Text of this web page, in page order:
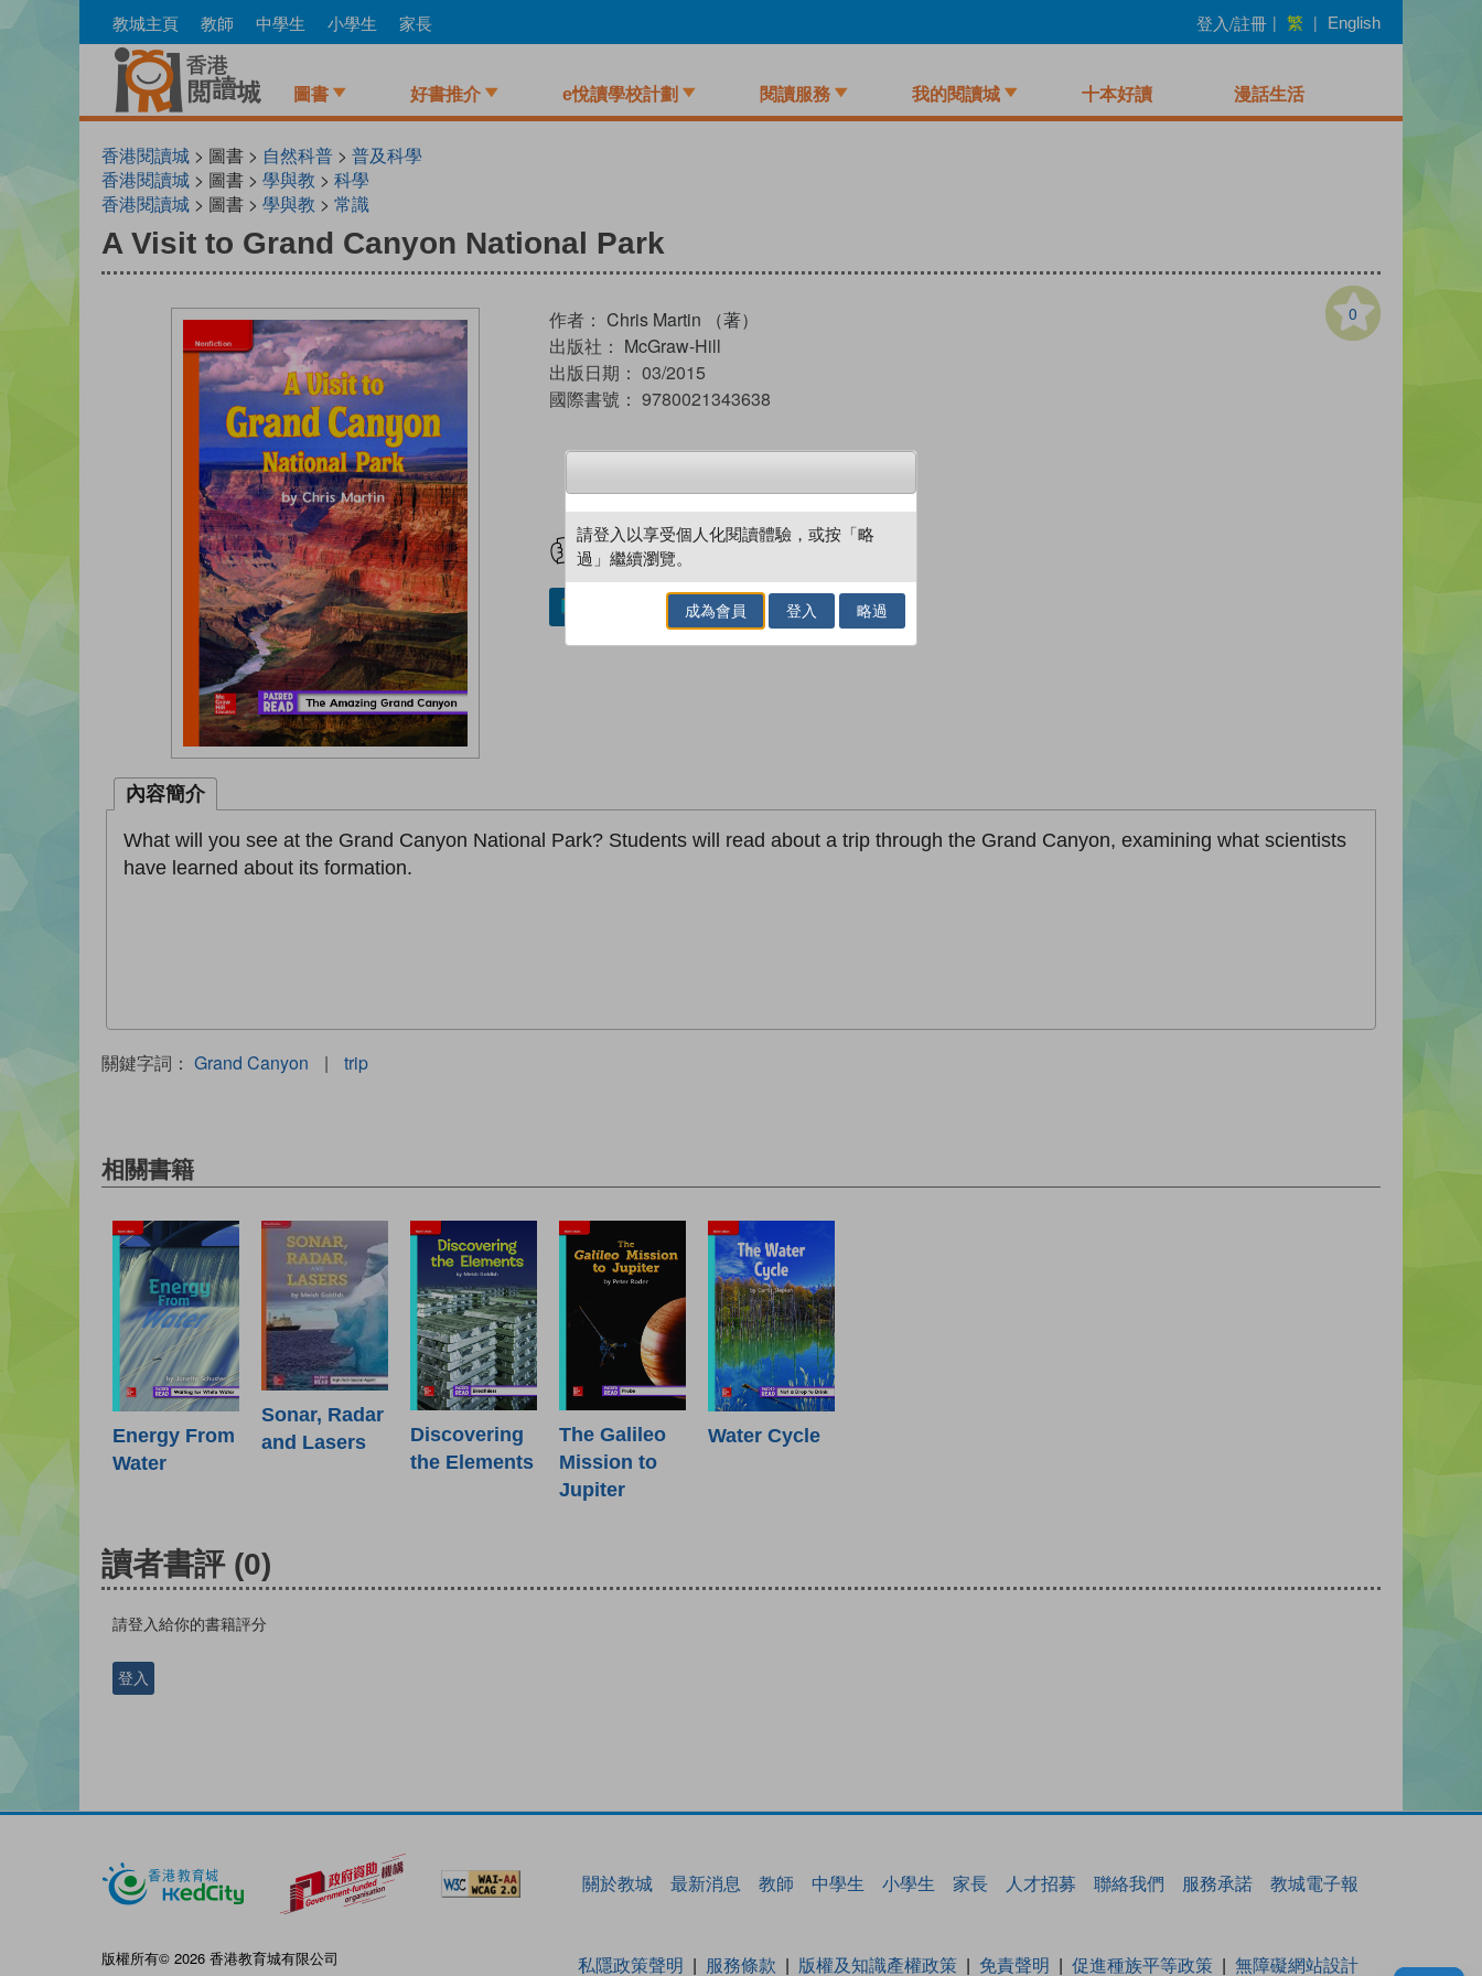
to
教城主頁 教師 中學生 小學生 家長 登入/註冊 | 繁 | English
圖書 好書推介 e悅讀學校計劃 閱讀服務 我的閱讀城 十本好讀 漫話生活
香港閱讀城 > 圖書 > 自然科普 > 普及科學
香港閱讀城 > 圖書 > 學與教 > 科學
香港閱讀城 > 圖書 > 學與教 > 常識
A Visit to Grand Canyon National Park
0
作者： Chris Martin （著）
出版社： McGraw-Hill
出版日期： 03/2015
國際書號： 9780021343638
試閲 加入閱讀紀錄
加入／閱讀電子書
內容簡介
What will you see at the Grand Canyon National Park? Students will read about a trip through the Grand Canyon, examining what scientists
have learned about its formation.
關鍵字詞： Grand Canyon | trip
相關書籍
Energy From
Water
Sonar, Radar
and Lasers
Discovering
the Elements
The Galileo
Mission to
Jupiter
Water Cycle
讀者書評 (0)
請登入給你的書籍評分
登入
關於教城 最新消息 教師 中學生 小學生 家長 人才招募 聯絡我們 服務承諾 教城電子報
版權所有© 2026 香港教育城有限公司 私隱政策聲明 服務條款 版權及知識產權政策 免責聲明 促進種族平等政策 無障礙網站設計
請登入以享受個人化閱讀體驗，或按「略
過」繼續瀏覽。
成為會員 登入 略過